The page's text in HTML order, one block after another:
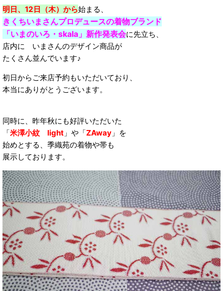
明日、12日（木）から始まる、
きくちいまさんプロデュースの着物ブランド
「いまのいろ・skala」新作発表会に先立ち、
店内に いまさんのデザイン商品が
たくさん並んでいます♪
初日からご来店予約もいただいており、
本当にありがとうございます。
同時に、昨年秋にも好評いただいた
「米澤小紋 light 」や「ZAway 」を
始めとする、季織苑の着物や帯も
展示しております。